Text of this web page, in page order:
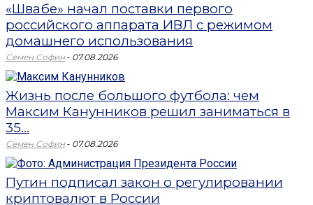
«Швабе» начал поставки первого
российского аппарата ИВЛ с режимом
домашнего использования
Семен Софин - 07.08.2026
Жизнь после большого футбола: чем
Максим Канунников решил заниматься в
35...
Семен Софин - 07.08.2026
Путин подписал закон о регулировании
криптовалют в России